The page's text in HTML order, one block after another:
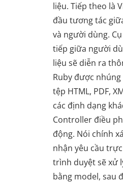
liệu. Tiếp theo là
đầu tương tác
và người dùng.
tiếp giữa người
liệu sẽ diễn ra
Ruby được
tệp HTML, PDF,
các định dạng
Controller điều
động. Nói chính
nhận yêu cầu
trình duyệt sẽ xử
bằng model, sau